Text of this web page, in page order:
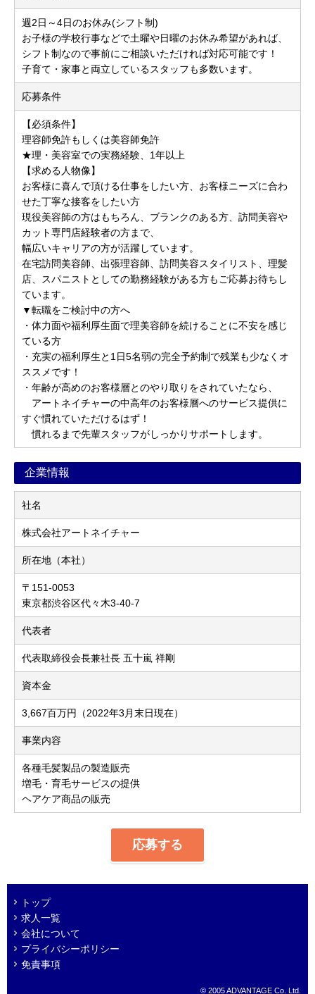
週2日～4日のお休み(シフト制)
お子様の学校行事などで土曜や日曜のお休み希望があれば、
シフト制なので事前にご相談いただければ対応可能です！
子育て・家事と両立しているスタッフも多数います。
応募条件
【必須条件】
理容師免許もしくは美容師免許
★理・美容室での実務経験、1年以上
【求める人物像】
お客様に喜んで頂ける仕事をしたい方、お客様ニーズに合わ
せた丁寧な接客をしたい方
現役美容師の方はもちろん、ブランクのある方、訪問美容や
カット専門店経験者の方まで、
幅広いキャリアの方が活躍しています。
在宅訪問美容師、出張理容師、訪問美容スタイリスト、理髪
店、スパニストとしての勤務経験がある方もご応募お待ちし
ています。
▼転職をご検討中の方へ
・体力面や福利厚生面で理美容師を続けることに不安を感じ
ている方
・充実の福利厚生と1日5名弱の完全予約制で残業も少なくオ
ススメです！
・年齢が高めのお客様層とのやり取りをされていたなら、
アートネイチャーの中高年のお客様層へのサービス提供に
すぐ慣れていただけるはず！
慣れるまで先輩スタッフがしっかりサポートします。
企業情報
社名
株式会社アートネイチャー
所在地（本社）
〒151-0053
東京都渋谷区代々木3-40-7
代表者
代表取締役会長兼社長 五十嵐 祥剛
資本金
3,667百万円（2022年3月末日現在）
事業内容
各種毛髪製品の製造販売
増毛・育毛サービスの提供
ヘアケア商品の販売
応募する
トップ
求人一覧
会社について
プライバシーポリシー
免責事項
© 2005 ADVANTAGE Co. Ltd.